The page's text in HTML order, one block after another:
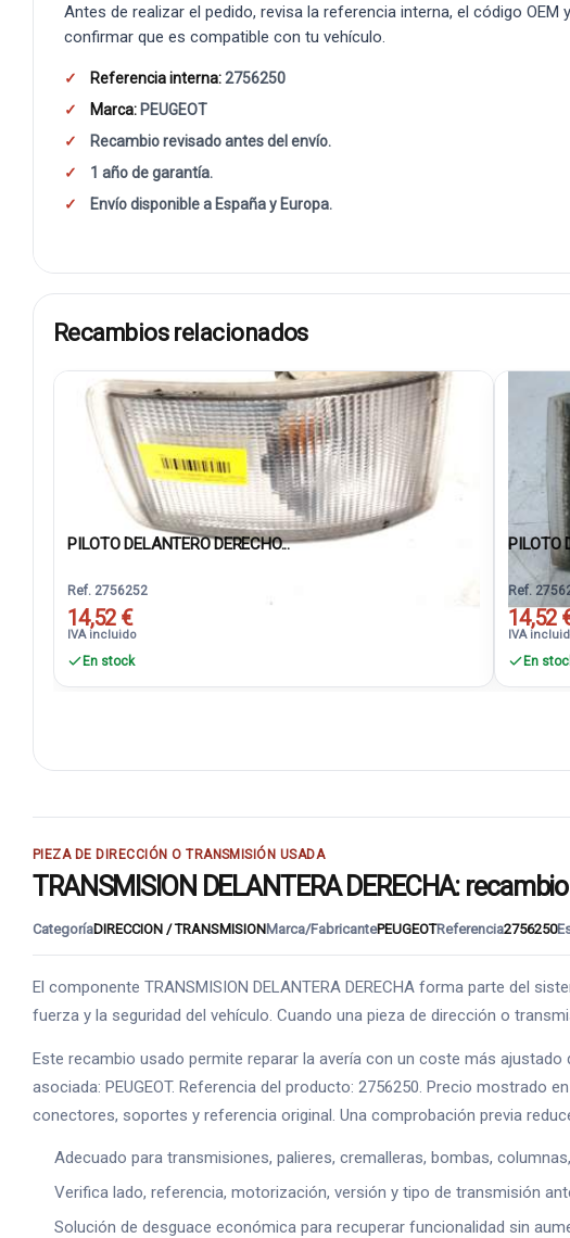
Antes de realizar el pedido, revisa la referencia interna, el código
confirmar que es compatible con tu vehículo.
Referencia interna:2756250
Marca: PEUGEOT
Recambio revisado antes del envío.
1 año de garantía.
Envío disponible a España y Europa.
Recambios relacionados
PILOTO DELANTERO DERECHO...
Ref. 2756252
14,52 €
IVA incluido
En stock
PILOTO
Ref.
14,52
IVA
En
PIEZA DE DIRECCIÓN O TRANSMISIÓN USADA
TRANSMISION DELANTERA DERECHA:
CategoríaDIRECCION / TRANSMISIONMarca/FabricantePEUGEOTReferencia2756250
El componente TRANSMISION DELANTERA DERECHA forma parte del
fuerza y la seguridad del vehículo. Cuando una pieza de dirección o
Este recambio usado permite reparar la avería con un coste más
asociada: PEUGEOT. Referencia del producto: 2756250. Precio mostrado
conectores, soportes y referencia original. Una comprobación previa
Adecuado para transmisiones, palieres, cremalleras, bombas,
Verifica lado, referencia, motorización, versión y tipo de transmisión
Solución de desguace económica para recuperar funcionalidad sin